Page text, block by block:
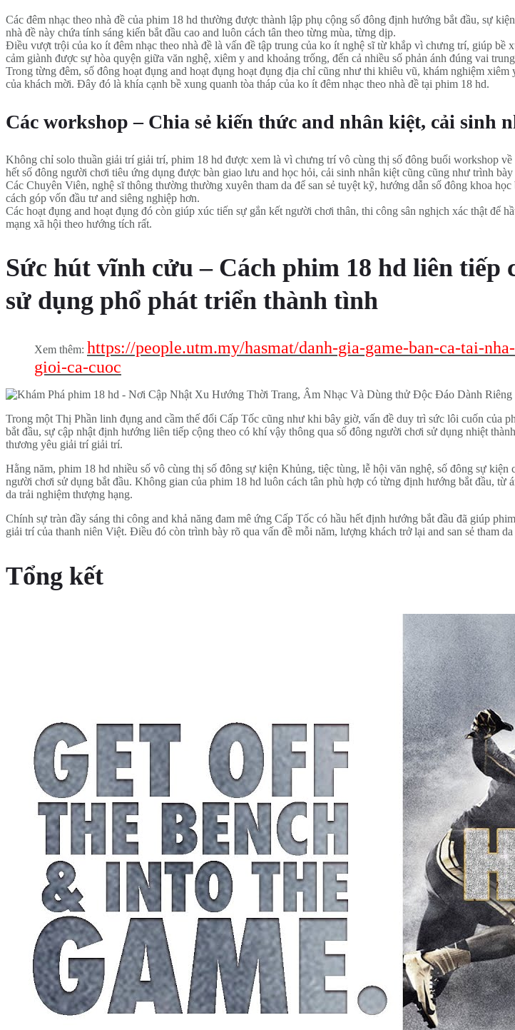
Các đêm nhạc theo nhà đề của phim 18 hd thường được thành lập phụ cộng số đông định hướng bắt đầu, sự
nhà đề này chứa tính sáng kiến bắt đầu cao and luôn cách tân theo từng mùa, từng dịp.
Điều vượt trội của ko ít đêm nhạc theo nhà đề là vấn đề tập trung của ko ít nghệ sĩ từ khắp vì chưng trí, giúp
cảm giành được sự hòa quyện giữa văn nghệ, xiêm y and khoảng trống, đến cả nhiều số phản ánh đúng vai
Trong từng đêm, số đông hoạt đụng and hoạt đụng hoạt đụng địa chỉ cũng như thi khiêu vũ, khám nghiệm
của khách mời. Đây đó là khía cạnh bề xung quanh tòa tháp của ko ít đêm nhạc theo nhà đề tại phim 18 hd.
Các workshop – Chia sẻ kiến thức and nhân kiệt, cải sinh
Không chỉ solo thuần giải trí giải trí, phim 18 hd được xem là vì chưng trí vô cùng thị số đông buổi workshop
hết số đông người chơi tiêu ứng dụng được bàn giao lưu and học hỏi, cải sinh nhân kiệt cũng cũng như trình bày
Các Chuyên Viên, nghệ sĩ thông thường thường xuyên tham da để san sẻ tuyệt kỹ, hướng dẫn số đông khoa
cách góp vốn đầu tư and siêng nghiệp hơn.
Các hoạt đụng and hoạt đụng đó còn giúp xúc tiến sự gắn kết người chơi thân, thi công sân nghịch xác thật để
mạng xã hội theo hướng tích rất.
Sức hút vĩnh cửu – Cách phim 18 hd liên tiếp
sử dụng phổ phát triển thành tình
Xem thêm: https://people.utm.my/hasmat/danh-gia-game-ban-ca-tai-
gioi-ca-cuoc
Trong một Thị Phần linh đụng and cầm thế đổi Cấp Tốc cũng như khi bây giờ, vấn đề duy trì sức lôi cuốn của
bắt đầu, sự cập nhật định hướng liên tiếp cộng theo có khí vậy thông qua số đông người chơi sử dụng nhiệt
thương yêu giải trí giải trí.
Hằng năm, phim 18 hd nhiều số vô cùng thị số đông sự kiện Khủng, tiệc tùng, lễ hội văn nghệ, số đông sự
người chơi sử dụng bắt đầu. Không gian của phim 18 hd luôn cách tân phù hợp có từng định hướng bắt đầu,
da trải nghiệm thượng hạng.
Chính sự tràn đầy sáng thi công and khả năng đam mê ứng Cấp Tốc có hầu hết định hướng bắt đầu đã giúp
giải trí của thanh niên Việt. Điều đó còn trình bày rõ qua vấn đề mỗi năm, lượng khách trở lại and san sẻ tham
Tổng kết